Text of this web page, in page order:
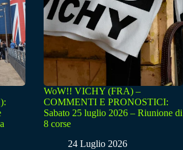
WoW!! VICHY (FRA) –
COMMENTI E PRONOSTICI:
Sabato 25 luglio 2026 – Riunione di
8 corse
24 Luglio 2026